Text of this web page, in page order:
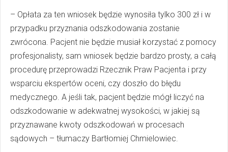
– Opłata za ten wniosek będzie wynosiła tylko 300 zł i w
przypadku przyznania odszkodowania zostanie
zwrócona. Pacjent nie będzie musiał korzystać z pomocy
profesjonalisty, sam wniosek będzie bardzo prosty, a całą
procedurę przeprowadzi Rzecznik Praw Pacjenta i przy
wsparciu ekspertów oceni, czy doszło do błędu
medycznego. A jeśli tak, pacjent będzie mógł liczyć na
odszkodowanie w adekwatnej wysokości, w jakiej są
przyznawane kwoty odszkodowań w procesach
sądowych – tłumaczy Bartłomiej Chmielowiec.